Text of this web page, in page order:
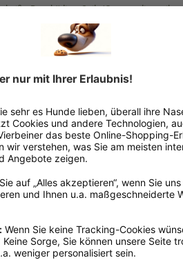
Beschädigte Seile/Gurte verlieren
an der flexi Leine führen, halten Sie die
bzw. den Gurt. Sie können sich
in Ihrer Nähe sind. Hierzu können sie den
benutzen. Bitte öffnen Sie niemals
Rot